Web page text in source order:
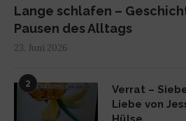
Lange schlafen –
Pausen des Alltags
23. Juni 2026
2
Verrat –
Liebe von